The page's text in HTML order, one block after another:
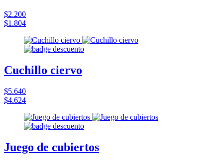
$2.200
$1.804
Cuchillo ciervo
$5.640
$4.624
Juego de cubiertos